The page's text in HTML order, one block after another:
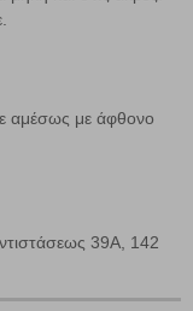
αμέσως με άφθονο
39A, 142